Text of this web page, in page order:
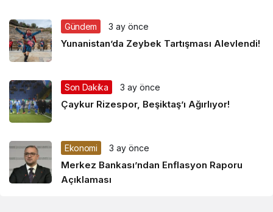
Gündem 3 ay önce
Yunanistan’da Zeybek Tartışması Alevlendi!
Son Dakika 3 ay önce
Çaykur Rizespor, Beşiktaş’ı Ağırlıyor!
Ekonomi 3 ay önce
Merkez Bankası’ndan Enflasyon Raporu
Açıklaması